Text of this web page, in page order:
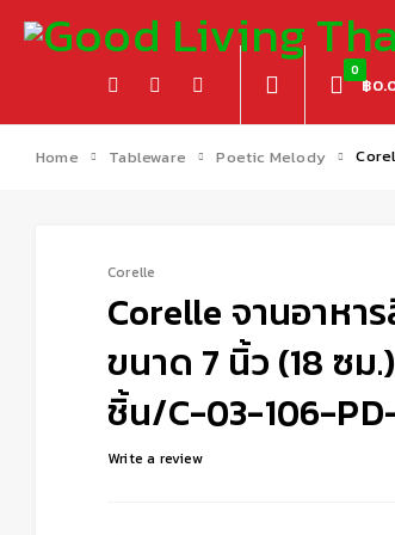
0
฿
Home Tableware Poetic Melody
-25%
Corelle
Corelle จานอาหา
ขนาด 7 นิ้ว (18 ซม
ชิ้น/C-03-106-
Write a review